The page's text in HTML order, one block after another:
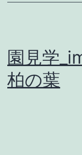
園見学
柏の葉